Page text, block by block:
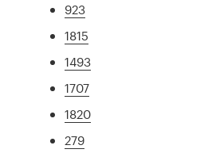
923
1815
1493
1707
1820
279